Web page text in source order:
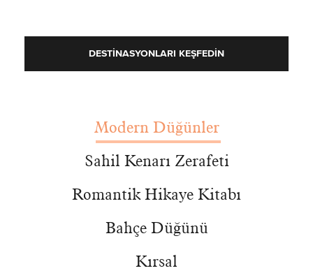
DESTINASYONLARI KEŞFEDIN
Modern Düğünler
Sahil Kenarı Zerafeti
Romantik Hikaye Kitabı
Bahçe Düğünü
Kırsal